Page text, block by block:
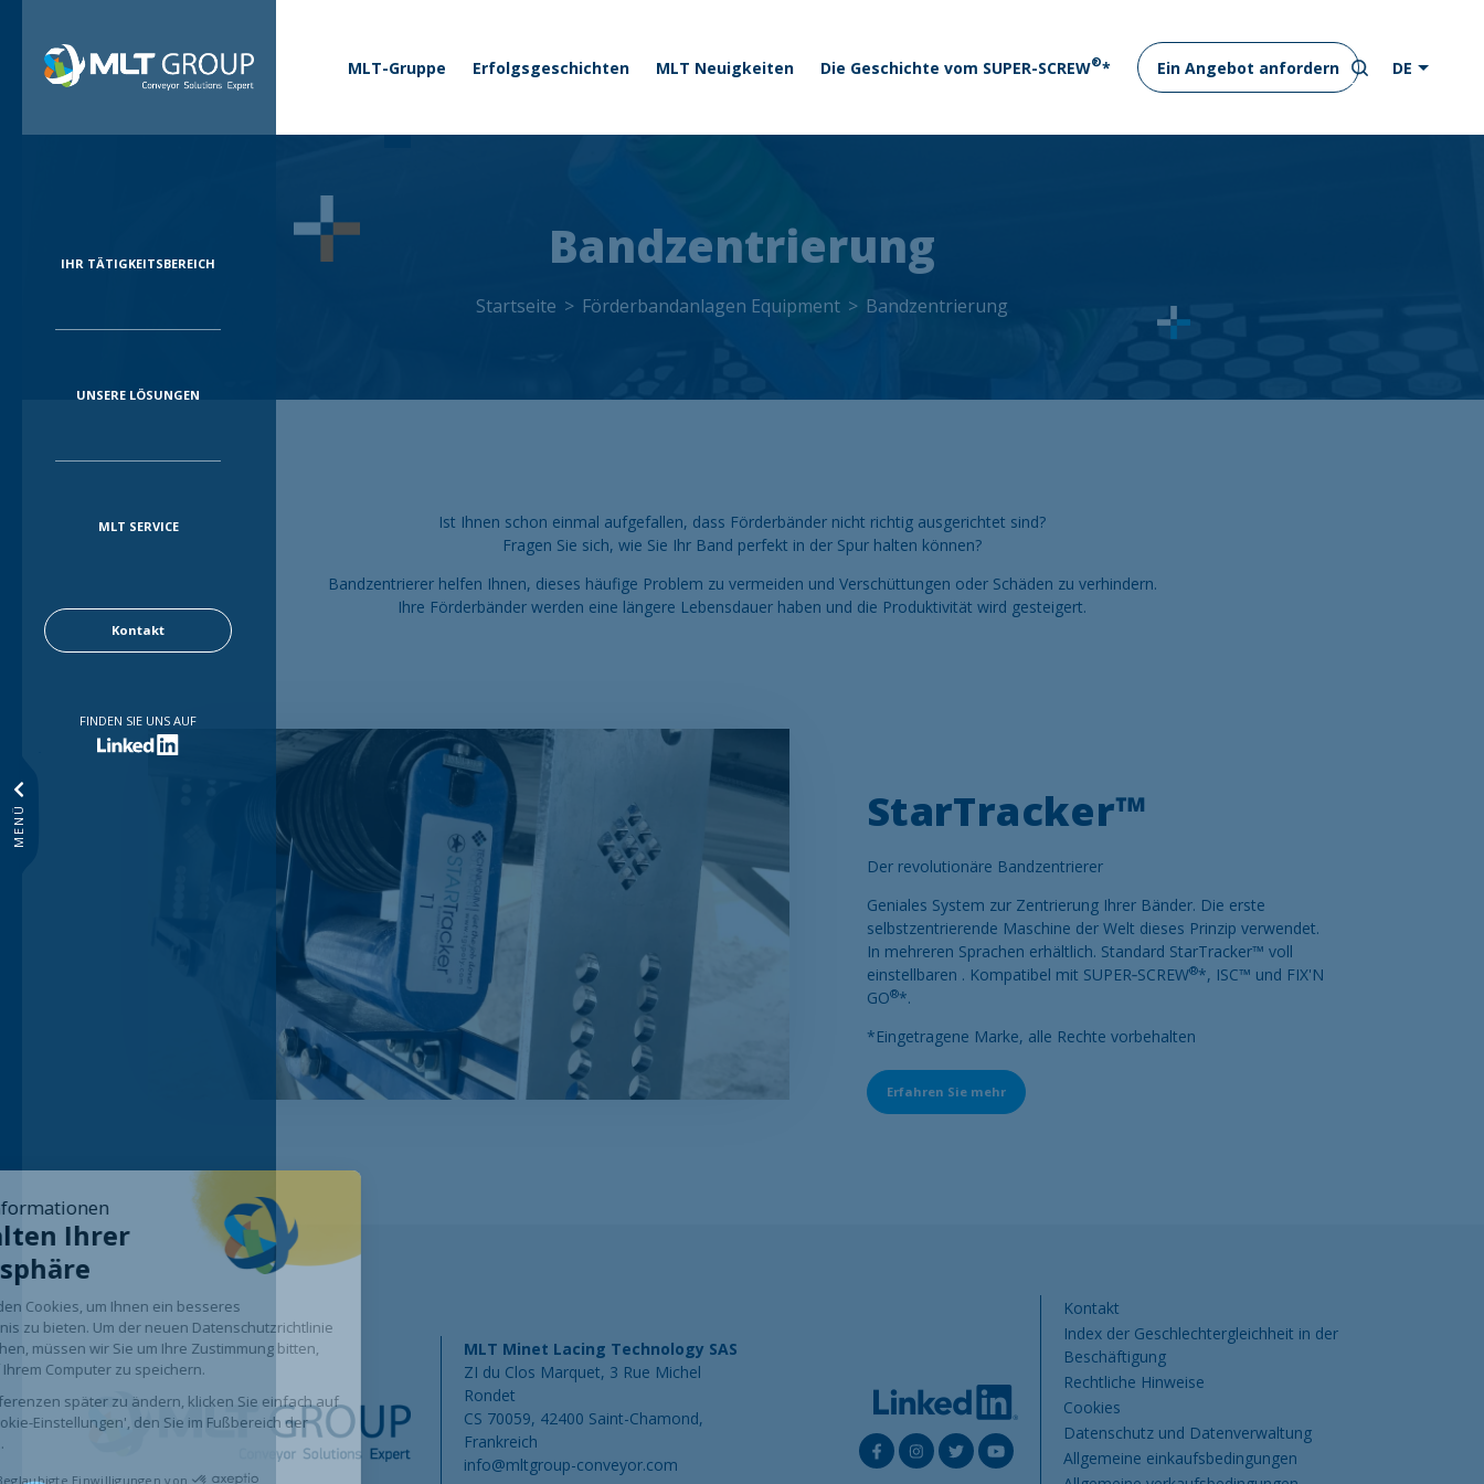
Cookie-Informationen
Verwalten Ihrer
Privatsphäre
Wir verwenden Cookies, um Ihnen ein besseres
Nutzererlebnis zu bieten. Um der neuen Datenschutzrichtlinie
zu entsprechen, müssen wir Sie um Ihre Zustimmung bitten,
Cookies auf Ihrem Computer zu speichern.
Um Ihre Präferenzen später zu ändern, klicken Sie einfach auf
den Link 'Cookie-Einstellungen', den Sie im Fußbereich der
Beglaubigte Einwilligungen von
DE
MLT-Gruppe Erfolgsgeschichten MLT Neuigkeiten Die Geschichte vom SUPER-SCREW®* Ein Angebot anfordern
IHR TÄTIGKEITSBEREICH
UNSERE LÖSUNGEN
MLT SERVICE
Kontakt
FINDEN SIE UNS AUF
MENÜ
Bandzentrierung
Startseite Förderbandanlagen Equipment Bandzentrierung
Ist Ihnen schon einmal aufgefallen, dass Förderbänder nicht richtig ausgerichtet sind?
Fragen Sie sich, wie Sie Ihr Band perfekt in der Spur halten können?
Bandzentrierer helfen Ihnen, dieses häufige Problem zu vermeiden und Verschüttungen oder Schäden zu verhindern.
Ihre Förderbänder werden eine längere Lebensdauer haben und die Produktivität wird gesteigert.
StarTracker™
Der revolutionäre Bandzentrierer
Geniales System zur Zentrierung Ihrer Bänder. Die erste
selbstzentrierende Maschine der Welt dieses Prinzip verwendet.
In mehreren Sprachen erhältlich. Standard StarTracker™ voll
einstellbaren . Kompatibel mit SUPER‑SCREW®*, ISC™ und FIX'N
GO®*.
*Eingetragene Marke, alle Rechte vorbehalten
Erfahren Sie mehr
MLT Minet Lacing Technology SAS
ZI du Clos Marquet, 3 Rue Michel
Rondet
CS 70059, 42400 Saint-Chamond,
Frankreich
info@mltgroup-conveyor.com
Pied de page DE
Kontakt
Index der Geschlechtergleichheit in der
Beschäftigung
Rechtliche Hinweise
Cookies
Datenschutz und Datenverwaltung
Allgemeine einkaufsbedingungen